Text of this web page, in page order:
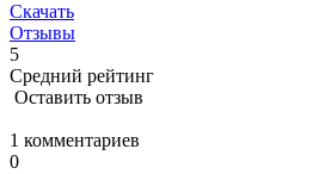
Скачать
Отзывы
5
Средний рейтинг
Оставить отзыв
1 комментариев
0